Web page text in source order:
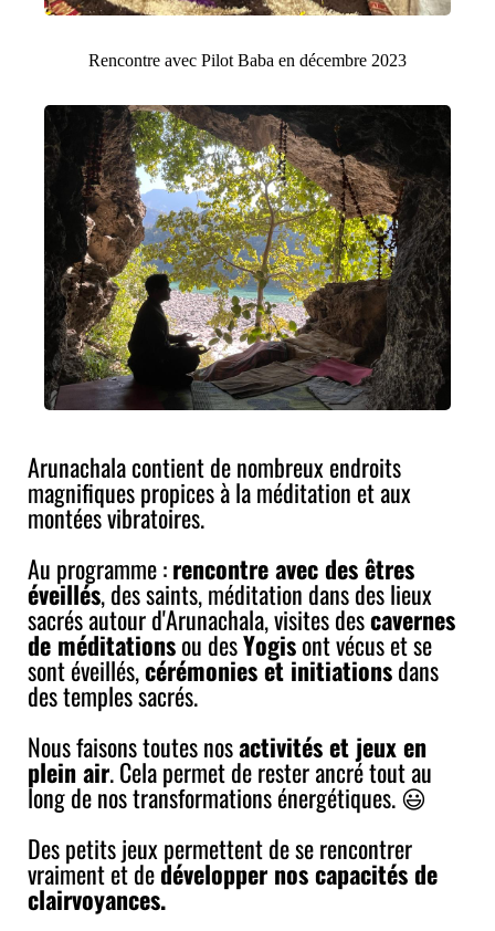
Rencontre avec Pilot Baba en décembre 2023
Arunachala contient de nombreux endroits
magnifiques propices à la méditation et aux
montées vibratoires.
Au programme :rencontre avec des êtres
éveillés, des saints, méditation dans des lieux
sacrés autour d'Arunachala, visites descavernes
de méditationsou desYogisont vécus et se
sont éveillés,cérémonies et initiationsdans
des temples sacrés.
Nous faisons toutes nosactivités et jeux en
plein air. Cela permet de rester ancré tout au
long de nos transformations énergétiques. 😃
Des petits jeux permettent de se rencontrer
vraiment et dedévelopper nos capacités de
clairvoyances.